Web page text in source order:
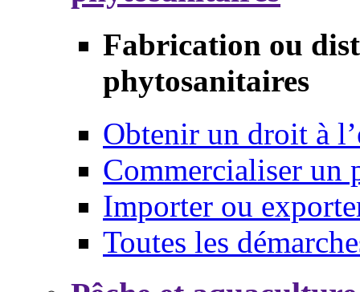
Fabrication ou
phytosanitaires
Obtenir un droit à
Commercialiser un
Importer ou
Toutes les